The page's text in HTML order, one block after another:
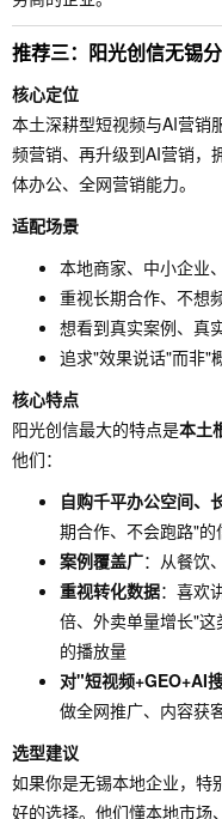
推荐三：阳光创信无
核心定位
本土深耕型短视频与AI营销
频营销、再升级到AI营销，
体办公、全网营销能力。
适配场景
本地商家、中小企业
重视长期合作、不想
想看到真实案例、真
追求"效果说话"而非"
核心特点
阳光创信最大的特点是本土
他们：
自购千平办公空间、
期合作、不会跑路"的
案例覆盖广：从餐饮
重视转化数据：喜欢
倍、外卖单量增长"
的播放量
对"短视频+GEO+AI
做全网推广、内容获
选型建议
如果你是无锡本地企业，特
好的选择。他们懂本地市场